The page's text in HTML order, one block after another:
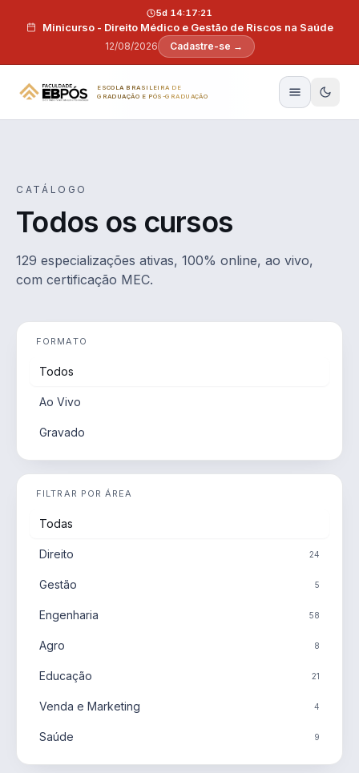
Minicurso - Direito Médico e Gestão de Riscos na Saúde
12/08/2026
5d 14:17:20
Cadastre-se →
ESCOLA BRASILEIRA DE
GRADUAÇÃO E PÓS-GRADUAÇÃO
CATÁLOGO
Todos os cursos
129 especializações ativas, 100% online, ao vivo,
com certificação MEC.
FORMATO
Todos
Ao Vivo
Gravado
FILTRAR POR ÁREA
Todas
Direito 24
Gestão 5
Engenharia 58
Agro 8
Educação 21
Venda e Marketing 4
Saúde 9